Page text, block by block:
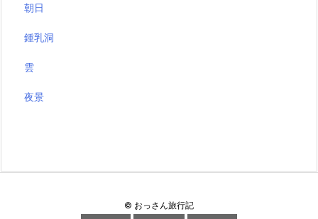
朝日
鍾乳洞
雲
夜景
© おっさん旅行記